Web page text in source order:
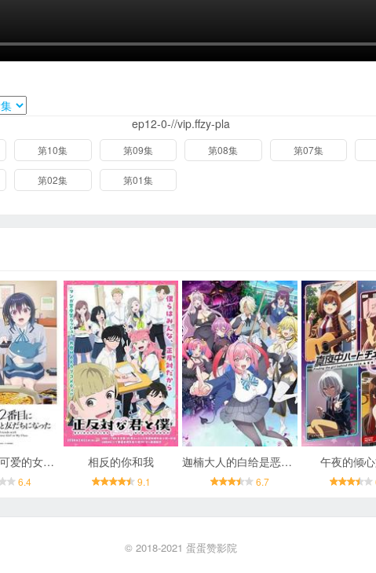
ep12-0-//vip.ffzy-pla
第10集 第09集 第08集 第07集
第02集 第01集
和班上第二可爱的女孩子成为了朋友
6.4
相反的你和我
9.1
迦楠大人的白给是恶魔级
6.7
午夜的倾
© 2018-2021 蛋蛋赞影院